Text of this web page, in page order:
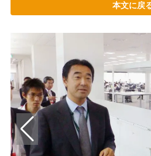
本文に戻